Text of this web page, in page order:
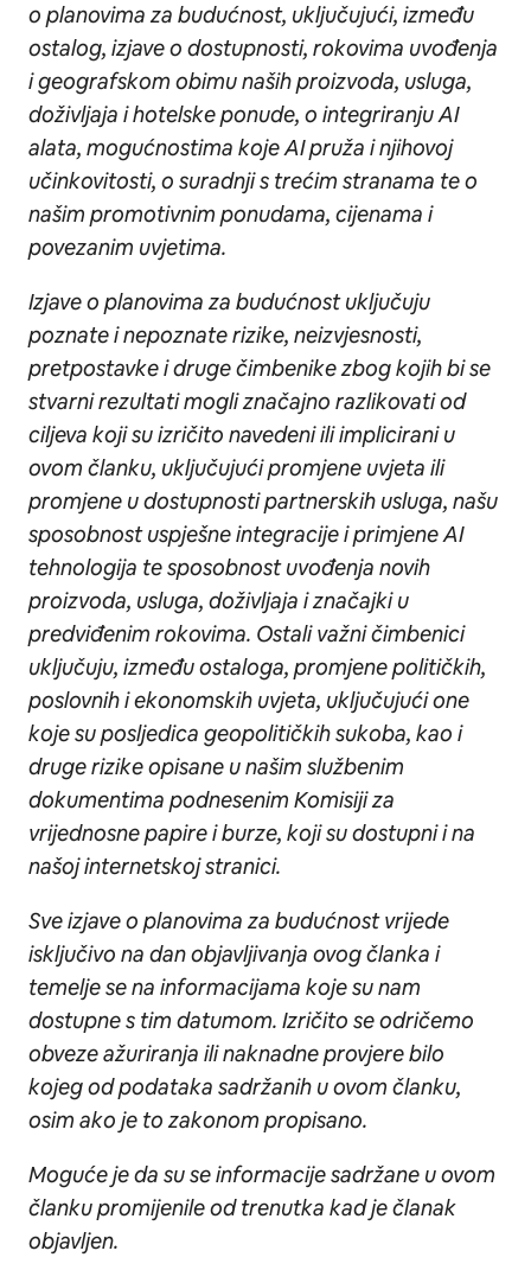
o planovima za budućnost, uključujući, između
ostalog, izjave o dostupnosti, rokovima uvođenja
i geografskom obimu naših proizvoda, usluga,
doživljaja i hotelske ponude, o integriranju AI
alata, mogućnostima koje AI pruža i njihovoj
učinkovitosti, o suradnji s trećim stranama te o
našim promotivnim ponudama, cijenama i
povezanim uvjetima.
Izjave o planovima za budućnost uključuju
poznate i nepoznate rizike, neizvjesnosti,
pretpostavke i druge čimbenike zbog kojih bi se
stvarni rezultati mogli značajno razlikovati od
ciljeva koji su izričito navedeni ili implicirani u
ovom članku, uključujući promjene uvjeta ili
promjene u dostupnosti partnerskih usluga, našu
sposobnost uspješne integracije i primjene AI
tehnologija te sposobnost uvođenja novih
proizvoda, usluga, doživljaja i značajki u
predviđenim rokovima. Ostali važni čimbenici
uključuju, između ostaloga, promjene političkih,
poslovnih i ekonomskih uvjeta, uključujući one
koje su posljedica geopolitičkih sukoba, kao i
druge rizike opisane u našim službenim
dokumentima podnesenim Komisiji za
vrijednosne papire i burze, koji su dostupni i na
našoj internetskoj stranici.
Sve izjave o planovima za budućnost vrijede
isključivo na dan objavljivanja ovog članka i
temelje se na informacijama koje su nam
dostupne s tim datumom. Izričito se odričemo
obveze ažuriranja ili naknadne provjere bilo
kojeg od podataka sadržanih u ovom članku,
osim ako je to zakonom propisano.
Moguće je da su se informacije sadržane u ovom
članku promijenile od trenutka kad je članak
objavljen.